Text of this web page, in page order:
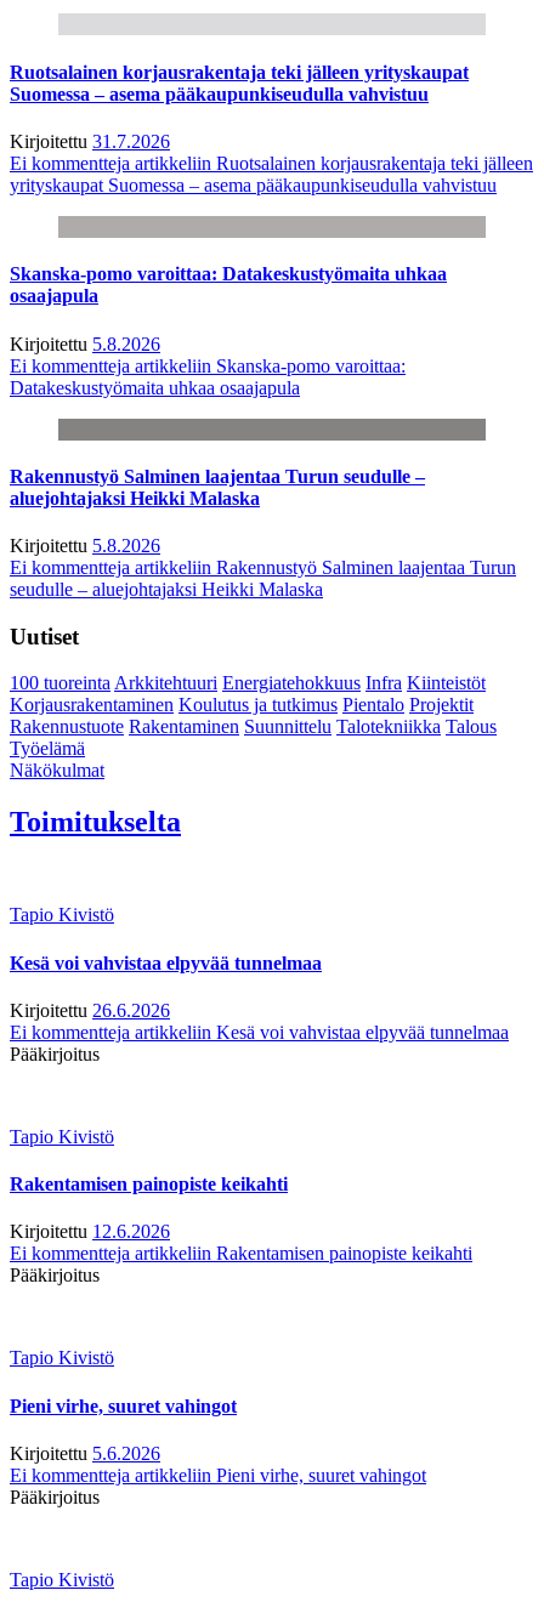
Ruotsalainen korjausrakentaja teki jälleen yrityskaupat
Suomessa – asema pääkaupunkiseudulla vahvistuu
Kirjoitettu 31.7.2026
Ei kommentteja artikkeliin Ruotsalainen korjausrakentaja teki jälleen
yrityskaupat Suomessa – asema pääkaupunkiseudulla vahvistuu
Skanska-pomo varoittaa: Datakeskustyömaita uhkaa
osaajapula
Kirjoitettu 5.8.2026
Ei kommentteja artikkeliin Skanska-pomo varoittaa:
Datakeskustyömaita uhkaa osaajapula
Rakennustyö Salminen laajentaa Turun seudulle –
aluejohtajaksi Heikki Malaska
Kirjoitettu 5.8.2026
Ei kommentteja artikkeliin Rakennustyö Salminen laajentaa Turun
seudulle – aluejohtajaksi Heikki Malaska
Uutiset
100 tuoreintaArkkitehtuuri Energiatehokkuus Infra Kiinteistöt
Korjausrakentaminen Koulutus ja tutkimus Pientalo Projektit
Rakennustuote Rakentaminen Suunnittelu Talotekniikka Talous
Työelämä
Näkökulmat
Toimitukselta
Tapio Kivistö
Kesä voi vahvistaa elpyvää tunnelmaa
Kirjoitettu 26.6.2026
Ei kommentteja artikkeliin Kesä voi vahvistaa elpyvää tunnelmaa
Pääkirjoitus
Tapio Kivistö
Rakentamisen painopiste keikahti
Kirjoitettu 12.6.2026
Ei kommentteja artikkeliin Rakentamisen painopiste keikahti
Pääkirjoitus
Tapio Kivistö
Pieni virhe, suuret vahingot
Kirjoitettu 5.6.2026
Ei kommentteja artikkeliin Pieni virhe, suuret vahingot
Pääkirjoitus
Tapio Kivistö